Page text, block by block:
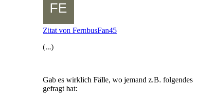
Zitat von FernbusFan45
(...)
Gab es wirklich Fälle, wo jemand z.B. folgendes
gefragt hat: